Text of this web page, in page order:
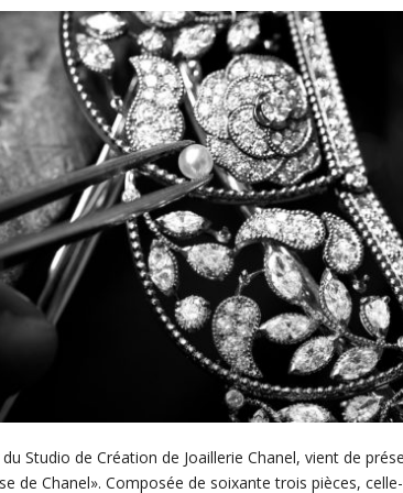
Studio de Création de Joaillerie Chanel, vient de
de Chanel». Composée de soixante trois pièces,